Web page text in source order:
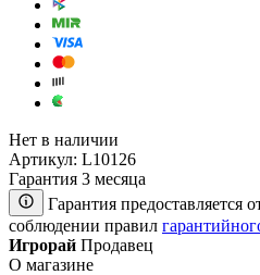
Нет в наличии
Артикул: L10126
Гарантия 3 месяца
Гарантия предоставляется
соблюдении правил
Игрорай Продавец
О магазине